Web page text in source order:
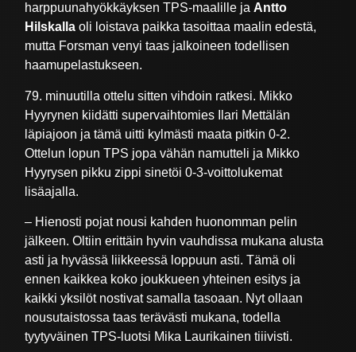
harppuunahyökkäyksen TPS-maalille ja Antto
Hilskallaoli loistava paikka tasoittaa maalin edestä,
mutta Forsman venyi taas jalkoineen todellisen
haamupelastukseen.
79. minuutilla ottelu sitten vihdoin ratkesi. Mikko
Hyyrynen kiidätti supervaihtomies Ilari Mettälän
läpiajoon ja tämä uitti kylmästi maata pitkin 0-2.
Ottelun lopun TPS jopa vähän namutteli ja Mikko
Hyyrysen pikku zippi sinetöi 0-3-voittolukemat
lisäajalla.
– Hienosti pojat nousi kahden huonomman pelin
jälkeen. Oltiin erittäin hyvin vauhdissa mukana alusta
asti ja hyvässä liikkeessä loppuun asti. Tämä oli
ennen kaikkea koko joukkueen yhteinen esitys ja
kaikki yksilöt nostivat samalla tasoaan. Nyt ollaan
nousutaistossa taas terävästi mukana, todella
tyytyväinen TPS-luotsi Mika Laurikainen tiiivisti.